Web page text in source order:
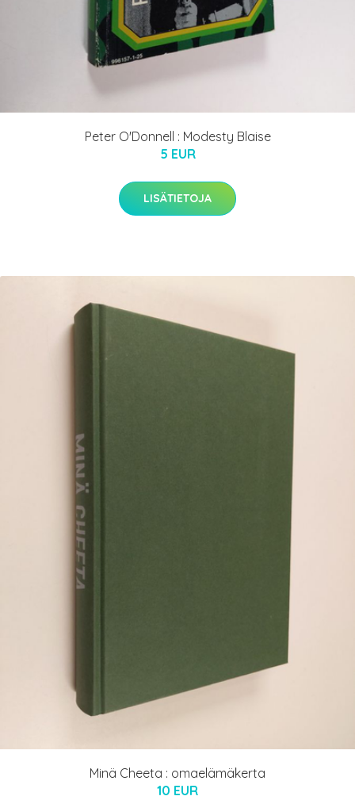
Peter O'Donnell : Modesty Blaise
5 EUR
LISÄTIETOJA
Minä Cheeta : omaelämäkerta
10 EUR